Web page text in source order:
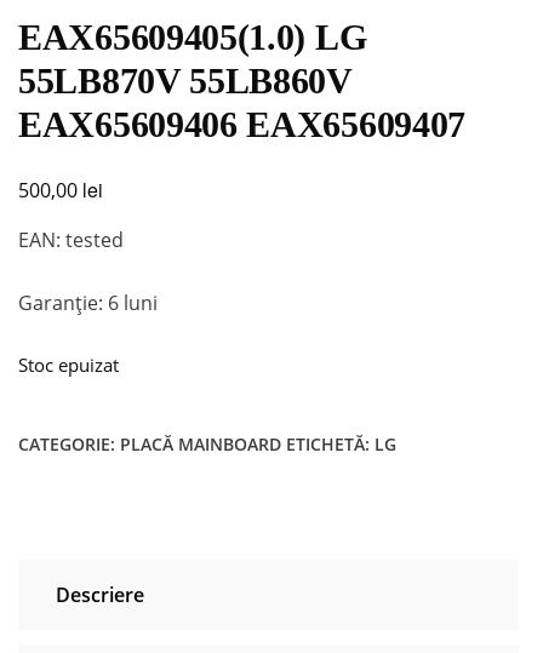
EAX65609405(1.0) LG
55LB870V 55LB860V
EAX65609406 EAX65609407
500,00 lei
EAN: tested
Garanție: 6 luni
Stoc epuizat
CATEGORIE: PLACĂ MAINBOARD ETICHETĂ: LG
Descriere